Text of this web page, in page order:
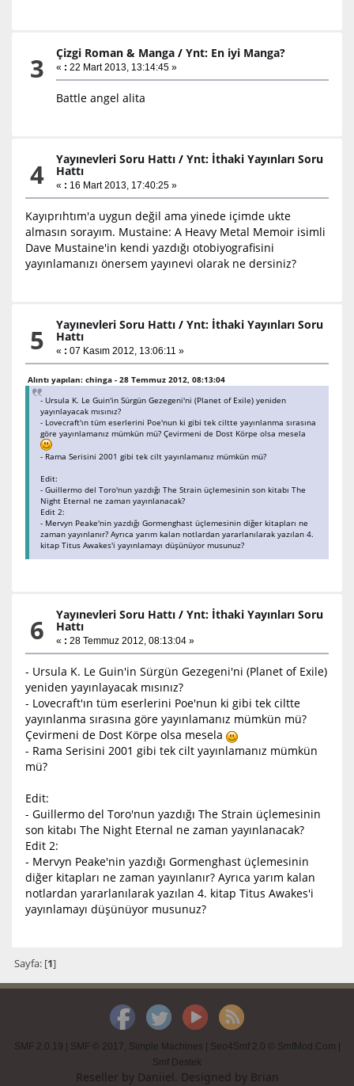
3 Çizgi Roman & Manga /Ynt: En iyi Manga?
« : 22 Mart 2013, 13:14:45 »
Battle angel alita
4 Yayınevleri Soru Hattı /Ynt: İthaki Yayınları Soru
Hattı
« : 16 Mart 2013, 17:40:25 »
Kayıprıhtım'a uygun değil ama yinede içimde ukte
almasın sorayım. Mustaine: A Heavy Metal Memoir isimli
Dave Mustaine'in kendi yazdığı otobiyografisini
yayınlamanızı önersem yayınevi olarak ne dersiniz?
5 Yayınevleri Soru Hattı /Ynt: İthaki Yayınları Soru
Hattı
« : 07 Kasım 2012, 13:06:11 »
Alıntı yapılan: chinga - 28 Temmuz 2012, 08:13:04
- Ursula K. Le Guin'in Sürgün Gezegeni'ni (Planet of Exile) yeniden
yayınlayacak mısınız?
- Lovecraft'ın tüm eserlerini Poe'nun ki gibi tek ciltte yayınlanma sırasına
göre yayınlamanız mümkün mü? Çevirmeni de Dost Körpe olsa mesela
- Rama Serisini 2001 gibi tek cilt yayınlamanız mümkün mü?
Edit:
- Guillermo del Toro'nun yazdığı The Strain üçlemesinin son kitabı The
Night Eternal ne zaman yayınlanacak?
Edit 2:
- Mervyn Peake'nin yazdığı Gormenghast üçlemesinin diğer kitapları ne
zaman yayınlanır? Ayrıca yarım kalan notlardan yararlanılarak yazılan 4.
kitap Titus Awakes'i yayınlamayı düşünüyor musunuz?
6 Yayınevleri Soru Hattı /Ynt: İthaki Yayınları Soru
Hattı
« : 28 Temmuz 2012, 08:13:04 »
- Ursula K. Le Guin'in Sürgün Gezegeni'ni (Planet of Exile)
yeniden yayınlayacak mısınız?
- Lovecraft'ın tüm eserlerini Poe'nun ki gibi tek ciltte
yayınlanma sırasına göre yayınlamanız mümkün mü?
Çevirmeni de Dost Körpe olsa mesela
- Rama Serisini 2001 gibi tek cilt yayınlamanız mümkün
mü?
Edit:
- Guillermo del Toro'nun yazdığı The Strain üçlemesinin
son kitabı The Night Eternal ne zaman yayınlanacak?
Edit 2:
- Mervyn Peake'nin yazdığı Gormenghast üçlemesinin
diğer kitapları ne zaman yayınlanır? Ayrıca yarım kalan
notlardan yararlanılarak yazılan 4. kitap Titus Awakes'i
yayınlamayı düşünüyor musunuz?
Sayfa: [1]
SMF 2.0.19 | SMF © 2017 Simple Machines | Seo4Smf 2.0 © SmfMod.Com |
Smf Destek
Reseller by Daniiel. Designed by Brian